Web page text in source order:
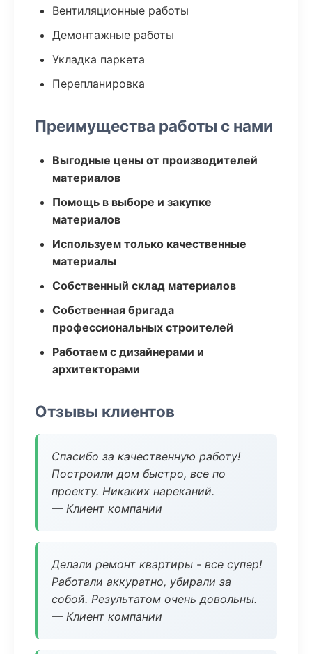
Вентиляционные работы
Демонтажные работы
Укладка паркета
Перепланировка
Преимущества работы с нами
Выгодные цены от производителей
материалов
Помощь в выборе и закупке
материалов
Используем только качественные
материалы
Собственный склад материалов
Собственная бригада
профессиональных строителей
Работаем с дизайнерами и
архитекторами
Отзывы клиентов
Спасибо за качественную работу!
Построили дом быстро, все по
проекту. Никаких нареканий.
— Клиент компании
Делали ремонт квартиры - все супер!
Работали аккуратно, убирали за
собой. Результатом очень довольны.
— Клиент компании